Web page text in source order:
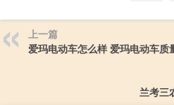
上一篇
爱玛电动车怎么样 爱玛电动车质
兰考三